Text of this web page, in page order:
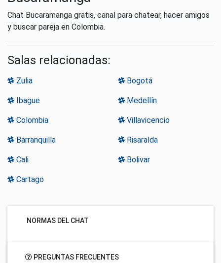
Chat Bucaramanga gratis, canal para chatear, hacer amigos
y buscar pareja en Colombia.
Salas relacionadas:
Zulia Bogotá
Ibague Medellín
Colombia Villavicencio
Barranquilla Risaralda
Cali Bolivar
Cartago
NORMAS DEL CHAT
PREGUNTAS FRECUENTES